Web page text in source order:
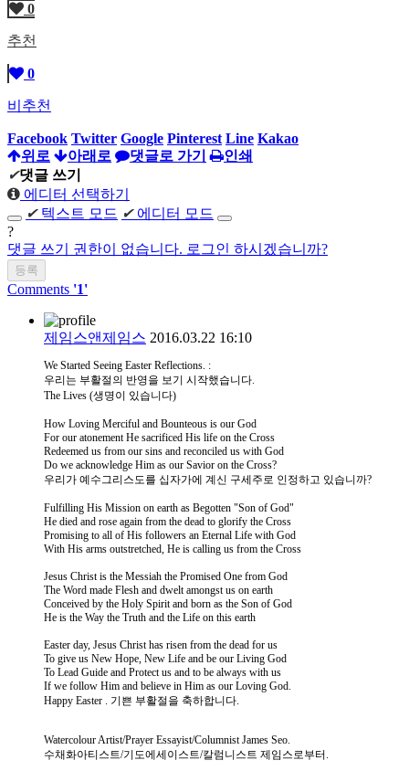
0
추천
0
비추천
Facebook Twitter Google Pinterest Line Kakao
위로
아래로 댓글로 가기
인쇄
✔댓글 쓰기
에디터 선택하기
✔ 텍스트 모드 ✔ 에디터 모드
?
댓글 쓰기 권한이 없습니다. 로그인 하시겠습니까?
Comments '1'
제임스앤제임스 2016.03.22 16:10
We Started Seeing Easter Reflections. :
우리는 부활절의 반영을 보기 시작했습니다.
The Lives (생명이 있습니다)
How Loving Merciful and Bounteous is our God
For our atonement He sacrificed His life on the Cross
Redeemed us from our sins and reconciled us with God
Do we acknowledge Him as our Savior on the Cross?
우리가 예수그리스도를 십자가에 계신 구세주로 인정하고 있습니까?
Fulfilling His Mission on earth as Begotten "Son of God"
He died and rose again from the dead to glorify the Cross
Promising to all of His followers an Eternal Life with God
With His arms outstretched, He is calling us from the Cross
Jesus Christ is the Messiah the Promised One from God
The Word made Flesh and dwelt amongst us on earth
Conceived by the Holy Spirit and born as the Son of God
He is the Way the Truth and the Life on this earth
Easter day, Jesus Christ has risen from the dead for us
To give us New Hope, New Life and be our Living God
To Lead Guide and Protect us and to be always with us
If we follow Him and believe in Him as our Loving God.
Happy Easter . 기쁜 부활절을 축하합니다.
Watercolour Artist/Prayer Essayist/Columnist James Seo.
수채화아티스트/기도에세이스트/칼럼니스트 제임스로부터.